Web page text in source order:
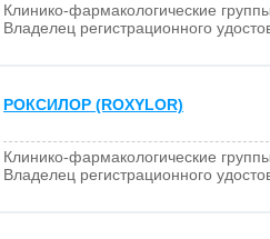
Клинико-фармакологические
Владелец регистрационного
РОКСИЛОР (ROXYLOR)
Клинико-фармакологические
Владелец регистрационного